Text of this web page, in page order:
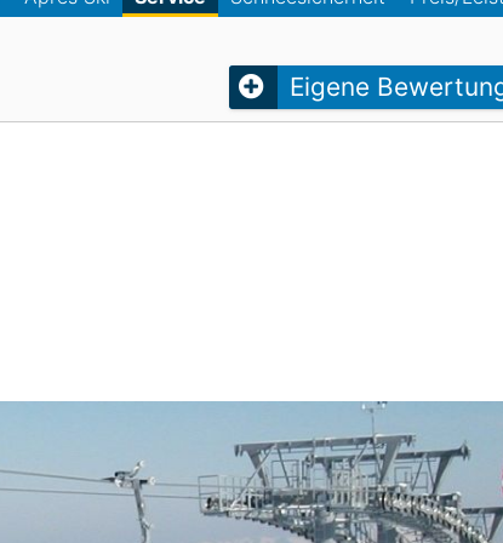
Eigene
Vereinigte Arabische Emirate